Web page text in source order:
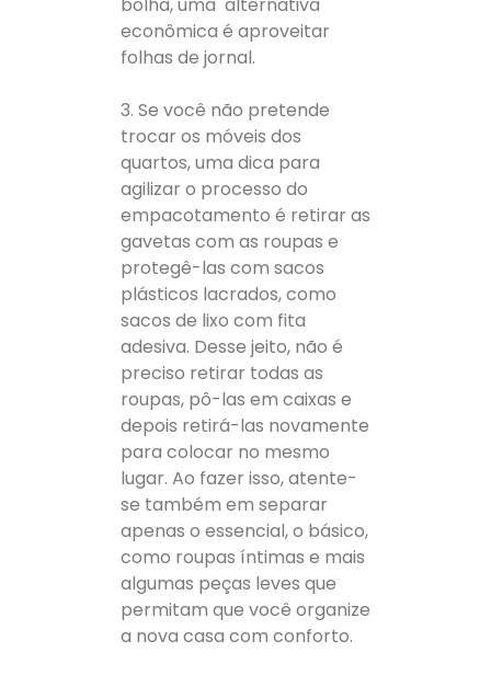
bolha, uma alternativa
econômica é aproveitar
folhas de jornal.
3. Se você não pretende
trocar os móveis dos
quartos, uma dica para
agilizar o processo do
empacotamento é retirar as
gavetas com as roupas e
protegê-las com sacos
plásticos lacrados, como
sacos de lixo com fita
adesiva. Desse jeito, não é
preciso retirar todas as
roupas, pô-las em caixas e
depois retirá-las novamente
para colocar no mesmo
lugar. Ao fazer isso, atente-
se também em separar
apenas o essencial, o básico,
como roupas íntimas e mais
algumas peças leves que
permitam que você organize
a nova casa com conforto.